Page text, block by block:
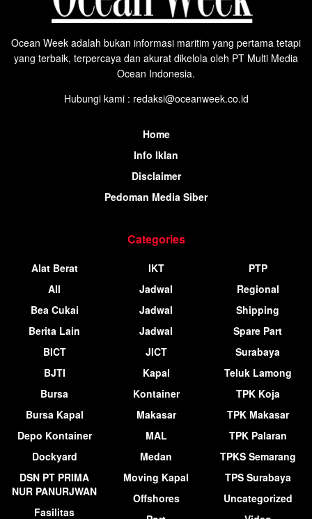
Ocean Week adalah bukan informasi maritim yang pertama tetapi
yang terbaik, terpercaya dan akurat dikelola oleh PT Multi Media
Ocean Indonesia.
Hubungi kami : redaksi@oceanweek.co.id
Home
Info Iklan
Disclaimer
Pedoman Media Siber
Categories
Alat Berat
All
Bea Cukai
Berita Lain
BICT
BJTI
Bursa
Bursa Kapal
Depo Kontainer
Dockyard
DSN PT PRIMA
NUR PANURJWAN
Fasilitas
IKT
Jadwal
Jadwal
Jadwal
JICT
Kapal
Kontainer
Makasar
MAL
Medan
Moving Kapal
Offshores
PTP
Regional
Shipping
Spare Part
Surabaya
Teluk Lamong
TPK Koja
TPK Makasar
TPK Palaran
TPKS Semarang
TPS Surabaya
Uncategorized